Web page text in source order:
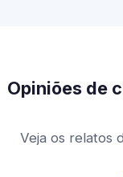
Opiniões de
Veja os relatos